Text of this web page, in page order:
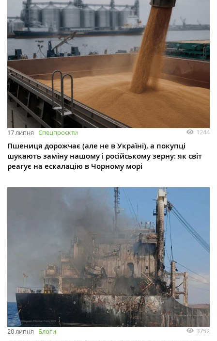
17 липня Спецпроєкти 1244
Пшениця дорожчає (але не в Україні), а покупці
шукають заміну нашому і російському зерну: як світ
реагує на ескалацію в Чорному морі
20 липня Блоги 3752